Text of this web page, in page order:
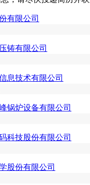
有限公司
铸有限公司
息技术有限公司
锅炉设备有限公司
科技股份有限公司
股份有限公司